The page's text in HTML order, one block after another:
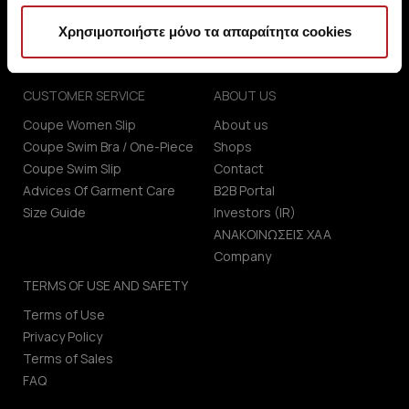
Χρησιμοποιήστε μόνο τα απαραίτητα cookies
CUSTOMER SERVICE
Coupe Women Slip
Coupe Swim Bra / One-Piece
Coupe Swim Slip
Advices Of Garment Care
Size Guide
ABOUT US
About us
Shops
Contact
B2B Portal
Investors (IR)
ΑΝΑΚΟΙΝΩΣΕΙΣ ΧΑΑ
Company
TERMS OF USE AND SAFETY
Terms of Use
Privacy Policy
Terms of Sales
FAQ